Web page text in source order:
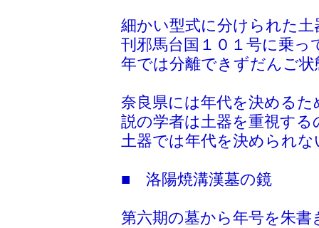
細かい型式に分けられた
刊邪馬台国１０１号に乗
年では分離できずだんご
奈良県には年代を決める
説の学者は土器を重視す
土器では年代を決められな
■ 洛陽焼溝漢墓の鏡
第六期の墓から年号を朱